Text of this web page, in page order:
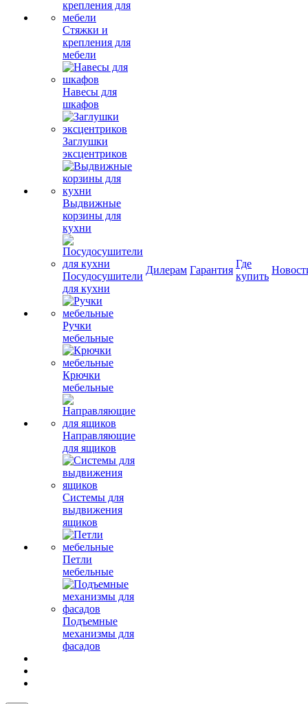
Стяжки и
крепления для
мебели
Навесы для
шкафов
Заглушки
эксцентриков
Выдвижные
корзины для
кухни
Посудосушители
для кухни
Ручки
мебельные
Крючки
мебельные
Направляющие
для ящиков
Системы для
выдвижения
ящиков
Петли
мебельные
Подъемные
механизмы для
фасадов
Дилерам Гарантия
Где
купить